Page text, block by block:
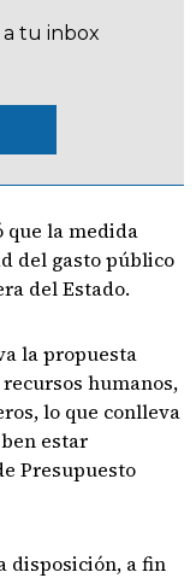
tu inbox
que la medida
del gasto público
del Estado.
la propuesta
humanos,
lo que conlleva
estar
Presupuesto
disposición, a fin